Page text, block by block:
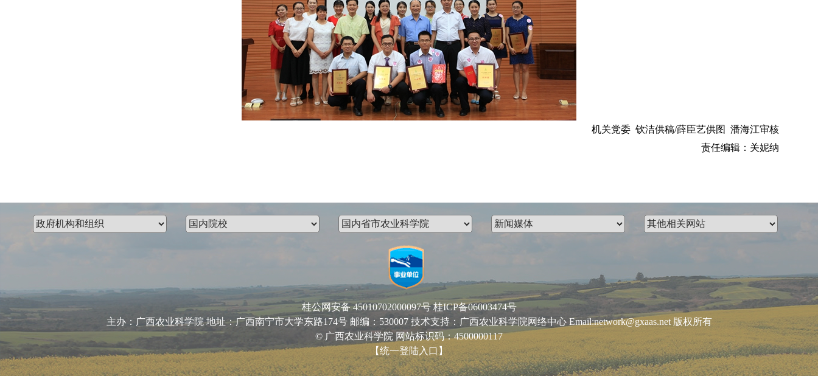
机关党委 钦洁供稿/薛臣艺供图 潘海江审核
责任编辑：关妮纳
桂公网安备 45010702000097号 桂ICP备06003474号
主办：广西农业科学院 地址：广西南宁市大学东路174号 邮编：530007 技术支持：广西农业科学院网络中心 Email:network@gxaas.net 版权所有
© 广西农业科学院 网站标识码：4500000117
【统一登陆入口】